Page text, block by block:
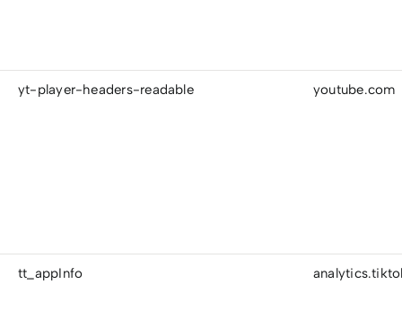
yt-player-headers-readable youtube.com
tt_appInfo